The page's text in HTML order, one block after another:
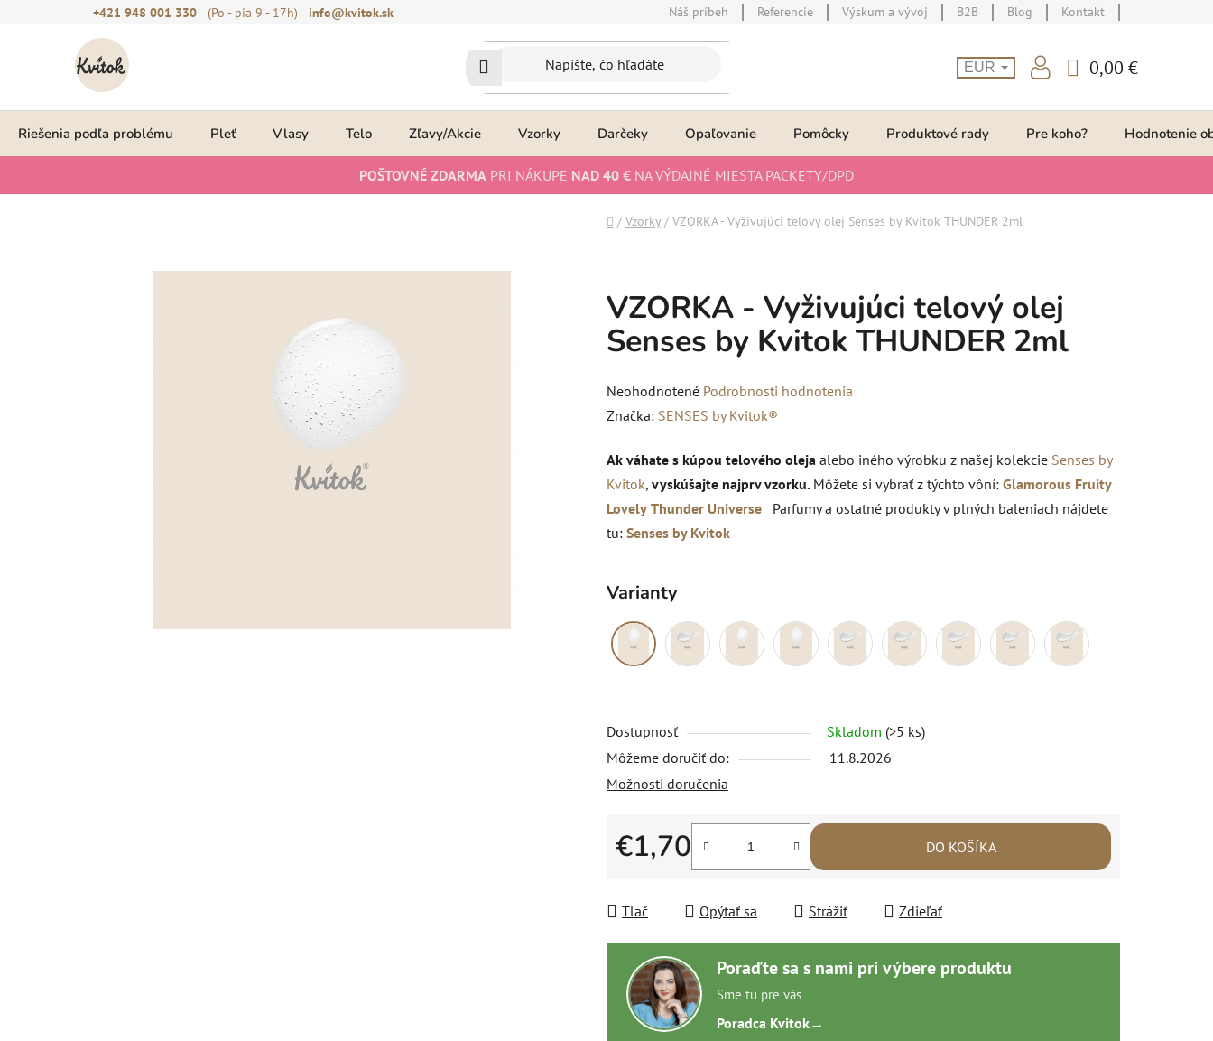
+421 948 001 330 (Po - pia 9 - 17h) info@kvitok.sk Náš príbeh Referencie Výskum a vývoj B2B Blog Kontakt
EUR
KOŠÍK
0,00 €
Riešenia podľa problému Pleť Vlasy Telo Zľavy/Akcie Vzorky Darčeky Opaľovanie Pomôcky Produktové rady Pre koho? Hodnotenie
POŠTOVNÉ ZDARMA PRI NÁKUPE NAD 40 € NA VÝDAJNÉ MIESTA PACKETY/DPD
Domov
/ Vzorky / VZORKA - Vyživujúci telový olej Senses by Kvitok THUNDER 2ml
VZORKA - Vyživujúci telový olej
Senses by Kvitok THUNDER 2ml
Priemerné
hodnotenie
je
0,0
z
5
Neohodnotené Podrobnosti hodnotenia
Značka: SENSES by Kvitok®
Ak váhate s kúpou telového oleja alebo iného výrobku z našej kolekcie Senses by
Kvitok, vyskúšajte najprv vzorku. Môžete si vybrať z týchto vôní: Glamorous Fruity
Lovely Thunder Universe Parfumy a ostatné produkty v plných baleniach nájdete
tu: Senses by Kvitok
Varianty
Dostupnosť Skladom (>5 ks)
Môžeme doručiť do:
11.8.2026
Možnosti doručenia
€1,70
Jednotková cena:
DO KOŠÍKA
Tlač Opýtať sa Strážiť Zdieľať
Poraďte sa s nami pri výbere produktu
Sme tu pre vás
Poradca Kvitok→